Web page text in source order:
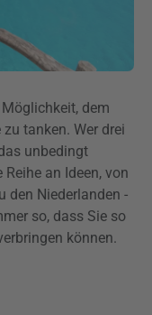
dem
tanken. Wer drei
unbedingt
an Ideen, von
den Niederlanden -
so, dass Sie so
können.